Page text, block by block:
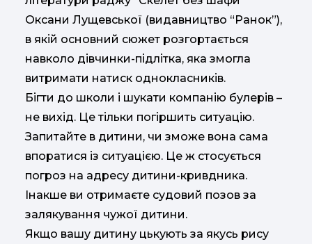
Оксани Лущевської (видавництво “Ранок”),
в якій основний сюжет розгортається
навколо дівчинки-підлітка, яка змогла
витримати натиск однокласників.
Бігти до школи і шукати компанію булерів –
не вихід. Це тільки погіршить ситуацію.
Запитайте в дитини, чи зможе вона сама
впоратися із ситуацією. Це ж стосується
погроз на адресу дитини-кривдника.
Інакше ви отримаєте судовий позов за
залякування чужої дитини.
Якщо вашу дитину цькують за якусь рису